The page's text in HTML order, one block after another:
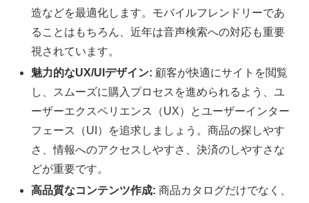
造などを最適化します。モバイルフレンドリーであ
ることはもちろん、近年は音声検索への対応も重要
視されています。
魅力的なUX/UIデザイン: 顧客が快適にサイトを閲覧
し、スムーズに購入プロセスを進められるよう、ユ
ーザーエクスペリエンス（UX）とユーザーインター
フェース（UI）を追求しましょう。商品の探しやす
さ、情報へのアクセスしやすさ、決済のしやすさな
どが重要です。
高品質なコンテンツ作成: 商品カタログだけでなく、